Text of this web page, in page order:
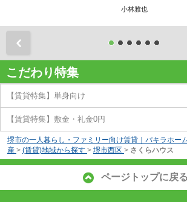
小林雅也
こだわり特集
【賃貸特集】単身向け
【賃貸特集】敷金・礼金0円
堺市の一人暮らし・ファミリー向け賃貸｜パキラホ
産 > (賃貸)地域から探す > 堺市西区 > さくらハウス
ページトップに戻る